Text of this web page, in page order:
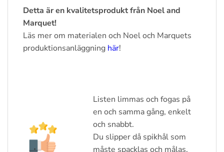
Detta är en kvalitetsprodukt från Noel and
Marquet!
Läs mer om materialen och Noel och Marquets
produktionsanläggning här!
Listen limmas och fogas på
en och samma gång, enkelt
och snabbt.
Du slipper då spikhål som
måste spacklas och målas.